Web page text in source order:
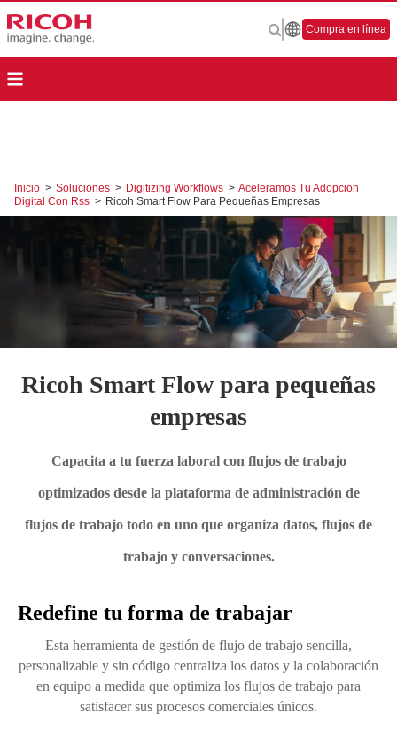
Compra en línea
Inicio > Soluciones > Digitizing Workflows > Aceleramos Tu Adopcion
Digital Con Rss > Ricoh Smart Flow Para Pequeñas Empresas
Ricoh Smart Flow para pequeñas
empresas
Capacita a tu fuerza laboral con flujos de trabajo
optimizados desde la plataforma de administración de
flujos de trabajo todo en uno que organiza datos, flujos de
trabajo y conversaciones.
Redefine tu forma de trabajar
Esta herramienta de gestión de flujo de trabajo sencilla,
personalizable y sin código centraliza los datos y la colaboración
en equipo a medida que optimiza los flujos de trabajo para
satisfacer sus procesos comerciales únicos.